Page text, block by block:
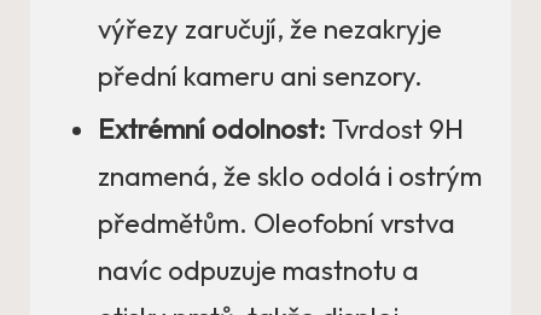
výřezy zaručují, že nezakryje
přední kameru ani senzory.
Extrémní odolnost: Tvrdost 9H
znamená, že sklo odolá i ostrým
předmětům. Oleofobní vrstva
navíc odpuzuje mastnotu a